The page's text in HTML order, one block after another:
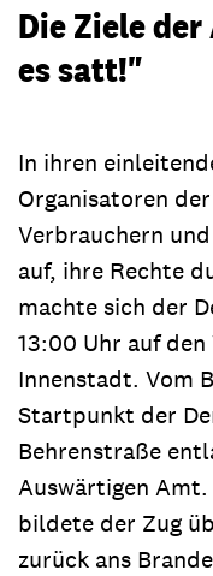
Die Ziele
es satt!"
In ihren
Organisatoren
Verbrauchern
auf, ihre Rechte
machte sich der
13:00 Uhr auf
Innenstadt. Vom
Startpunkt der
Behrenstraße
Auswärtigen
bildete der Zug
zurück ans